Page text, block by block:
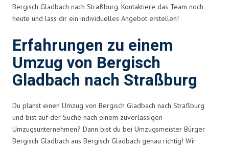
Bergisch Gladbach nach Straßburg. Kontaktiere das Team noch
heute und lass dir ein individuelles Angebot erstellen!
Erfahrungen zu einem
Umzug von Bergisch
Gladbach nach Straßburg
Du planst einen Umzug von Bergisch Gladbach nach Straßburg
und bist auf der Suche nach einem zuverlässigen
Umzugsunternehmen? Dann bist du bei Umzugsmeister Bürger
Bergisch Gladbach aus Bergisch Gladbach genau richtig! Wir